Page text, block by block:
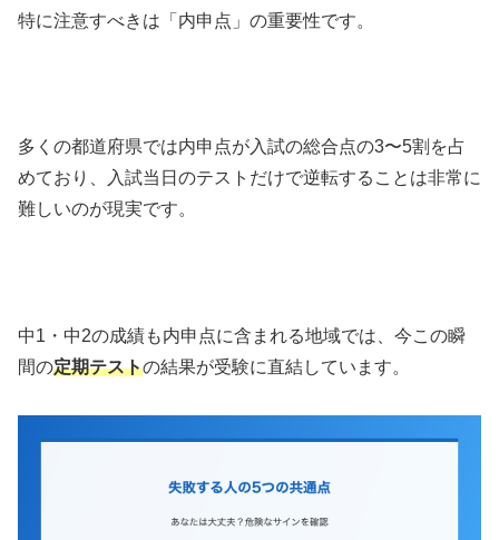
特に注意すべきは「内申点」の重要性です。
多くの都道府県では内申点が入試の総合点の3〜5割を占
めており、入試当日のテストだけで逆転することは非常に
難しいのが現実です。
中1・中2の成績も内申点に含まれる地域では、今この瞬
間の定期テストの結果が受験に直結しています。